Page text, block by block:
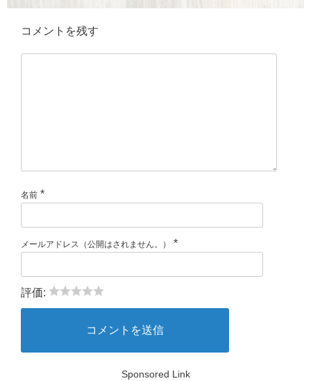
コメントを残す
名前 *
メールアドレス（公開はされません。） *
評価:
Sponsored Link